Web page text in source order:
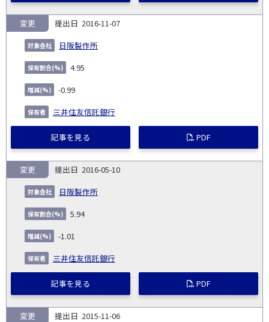
2016-11-07
日阪製作所
変更
4.95
-0.99
三井住友信託銀行
記事を見る PDF
2016-05-10
日阪製作所
変更
5.94
-1.01
三井住友信託銀行
記事を見る PDF
2015-11-06
変更